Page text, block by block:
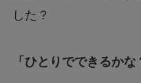
した？
「ひとりでできるかな